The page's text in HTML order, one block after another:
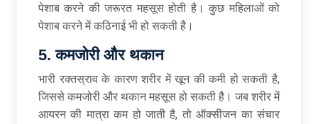
पेशाब करने की जरूरत महसूस होती है। कुछ महिलाओं को
पेशाब करने में कठिनाई भी हो सकती है।
5. कमजोरी और थकान
भारी रक्तस्राव के कारण शरीर में खून की कमी हो सकती है,
जिससे कमजोरी और थकान महसूस हो सकती है। जब शरीर में
आयरन की मात्रा कम हो जाती है, तो ऑक्सीजन का संचार